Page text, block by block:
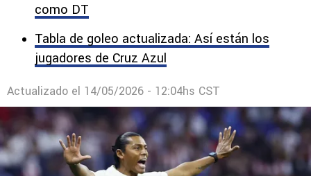
como DT
Tabla de goleo actualizada: Así están los
jugadores de Cruz Azul
Actualizado el 14/05/2026 - 12:04hs CST